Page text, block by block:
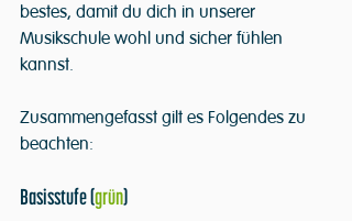
bestes, damit du dich in unserer
Musikschule wohl und sicher fühlen
kannst.
Zusammengefasst gilt es Folgendes zu
beachten:
Basisstufe (grün)